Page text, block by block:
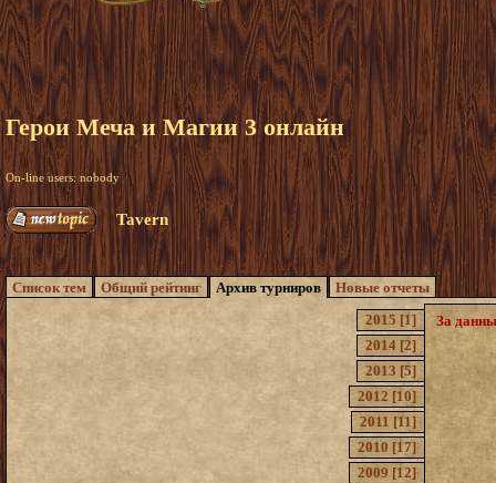
Герои Меча и Магии 3 онлайн
On-line users: nobody
Tavern
Список тем Общий рейтинг Архив турниров
Новые отчеты
2015 [1]
2014 [2]
2013 [5]
2012 [10]
2011 [11]
2010 [17]
2009 [12]
За